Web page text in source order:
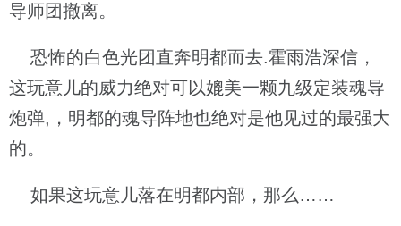
导师团撤离。
恐怖的白色光团直奔明都而去.霍雨浩深信，
这玩意儿的威力绝对可以媲美一颗九级定装魂导
炮弹,，明都的魂导阵地也绝对是他见过的最强大
的。
如果这玩意儿落在明都内部，那么……